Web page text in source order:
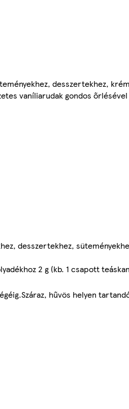
desszertekhez,
vaníliarudak gondos
desszertekhez,
2 g (kb. 1 csapott
hűvös helyen